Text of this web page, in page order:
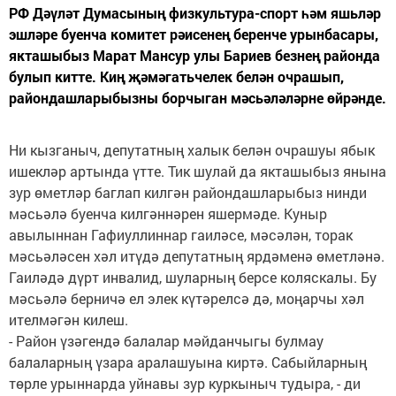
РФ Дәүләт Думасының физкультура-спорт һәм яшьләр
эшләре буенча комитет рәисенең беренче урынбасары,
якташыбыз Марат Мансур улы Бариев безнең районда
булып китте. Киң җәмәгатьчелек белән очрашып,
райондашларыбызны борчыган мәсьәләләрне өйрәнде.
Ни кызганыч, депутатның халык белән очрашуы ябык
ишекләр артында үтте. Тик шулай да якташыбыз янына
зур өметләр баглап килгән райондашларыбыз нинди
мәсьәлә буенча килгәннәрен яшермәде. Куныр
авылыннан Гафиуллиннар гаиләсе, мәсәлән, торак
мәсьәләсен хәл итүдә депутатның ярдәменә өметләнә.
Гаиләдә дүрт инвалид, шуларның берсе коляскалы. Бу
мәсьәлә берничә ел элек күтәрелсә дә, моңарчы хәл
ителмәгән килеш.
- Район үзәгендә балалар мәйданчыгы булмау
балаларның үзара аралашуына киртә. Сабыйларның
төрле урыннарда уйнавы зур куркыныч тудыра, - ди